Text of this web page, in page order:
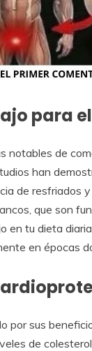
para
notables de
han
de resfriados
que son
en tu dieta
en épocas
por sus
de